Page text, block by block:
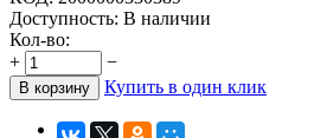
Доступность: В наличии
Кол-во:
+
−
В корзину Купить в один клик